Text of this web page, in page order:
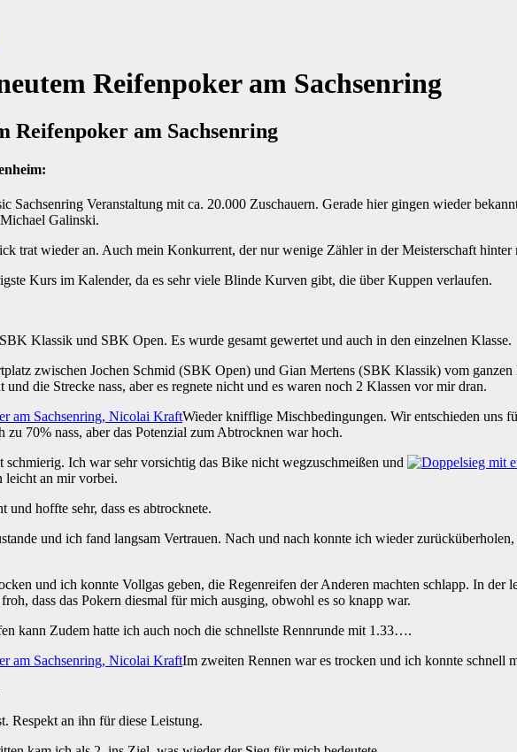
Reifenpoker am Sachsenring
Reifenpoker am Sachsenring
Sachsenring Veranstaltung mit ca. 20.000 Zuschauern. Gerade hier gingen wieder
Galinski.
trat wieder an. Auch mein Konkurrent, der nur wenige Zähler in der Meisterschaft
Kurs im Kalender, da es sehr viele Blinde Kurven gibt, die über Kuppen verlaufen.
Klassik und SBK Open. Es wurde gesamt gewertet und auch in den einzelnen Klasse.
zwischen Jochen Schmid (SBK Open) und Gian Mertens (SBK Klassik) vom ganzen
und die Strecke nass, aber es regnete nicht und es waren noch 2 Klassen vor mir dran.
Wieder knifflige Mischbedingungen. Wir entschieden uns
70% nass, aber das Potenzial zum Abtrocknen war hoch.
schmierig. Ich war sehr vorsichtig das Bike nicht wegzuschmeißen und
leicht an mir vorbei.
hoffte sehr, dass es abtrocknete.
und ich fand langsam Vertrauen. Nach und nach konnte ich wieder
und ich konnte Vollgas geben, die Regenreifen der Anderen machten schlapp. In der
dass das Pokern diesmal für mich ausging, obwohl es so knapp war.
kann Zudem hatte ich auch noch die schnellste Rennrunde mit 1.33….
Im zweiten Rennen war es trocken und ich konnte schnell
Respekt an ihn für diese Leistung.